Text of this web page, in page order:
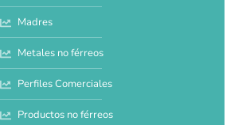
Madres
Metales no férreos
Perfiles Comerciales
Productos no férreos